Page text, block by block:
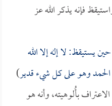
فإنه يذكر الله عز
يستيقظ: لا إله إلا الله
وهو على كل شيء قدير)
بأُلوهيته، وأنه هو